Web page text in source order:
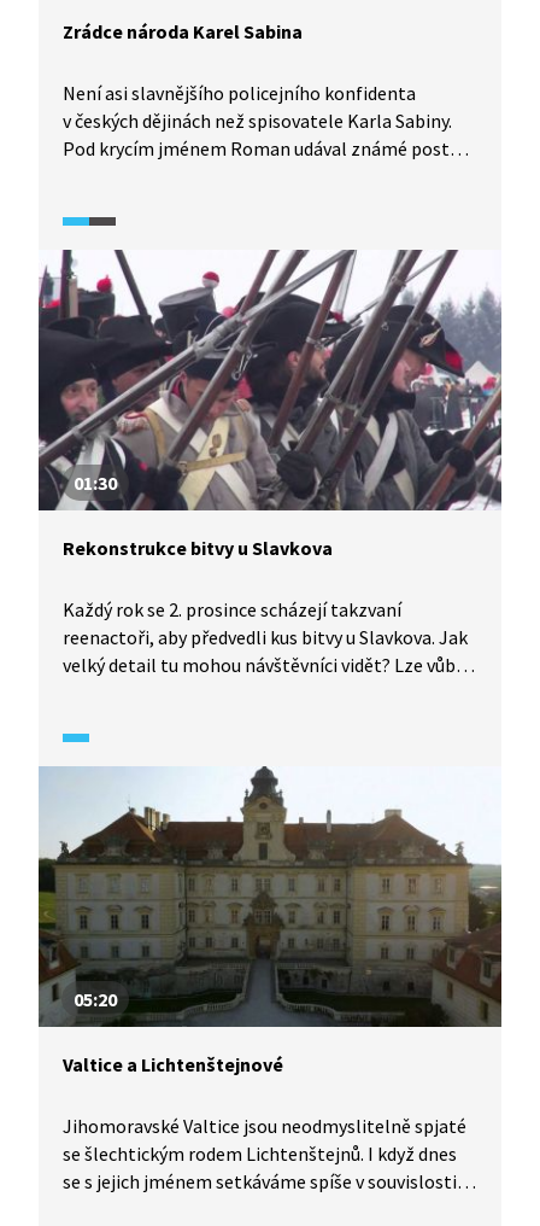
Zrádce národa Karel Sabina
Není asi slavnějšího policejního konfidenta
v českých dějinách než spisovatele Karla Sabiny.
Pod krycím jménem Roman udával známé postavy
Palackého. Podívejte se na diskusi historiků
proloženou televizní inscenací o tzv. národním
soudu nad Sabinou.
01:30
Rekonstrukce bitvy u Slavkova
Každý rok se 2. prosince scházejí takzvaní
reenactoři, aby předvedli kus bitvy u Slavkova. Jak
velký detail tu mohou návštěvníci vidět? Lze vůbec
05:20
Valtice a Lichtenštejnové
Jihomoravské Valtice jsou neodmyslitelně spjaté
se šlechtickým rodem Lichtenštejnů. I když dnes
se s jejich jménem setkáváme spíše v souvislosti